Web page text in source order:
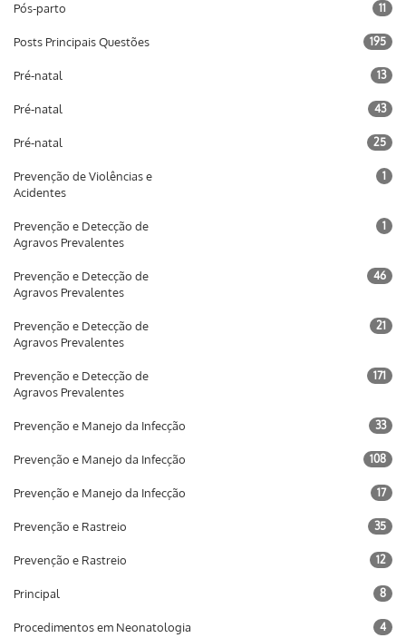
Pós-parto 11
Posts Principais Questões 195
Pré-natal 13
Pré-natal 43
Pré-natal 25
Prevenção de Violências e
Acidentes
1
Prevenção e Detecção de
Agravos Prevalentes
1
Prevenção e Detecção de
Agravos Prevalentes
46
Prevenção e Detecção de
Agravos Prevalentes
21
Prevenção e Detecção de
Agravos Prevalentes
171
Prevenção e Manejo da Infecção 33
Prevenção e Manejo da Infecção 108
Prevenção e Manejo da Infecção 17
Prevenção e Rastreio 35
Prevenção e Rastreio 12
Principal 8
Procedimentos em Neonatologia 4